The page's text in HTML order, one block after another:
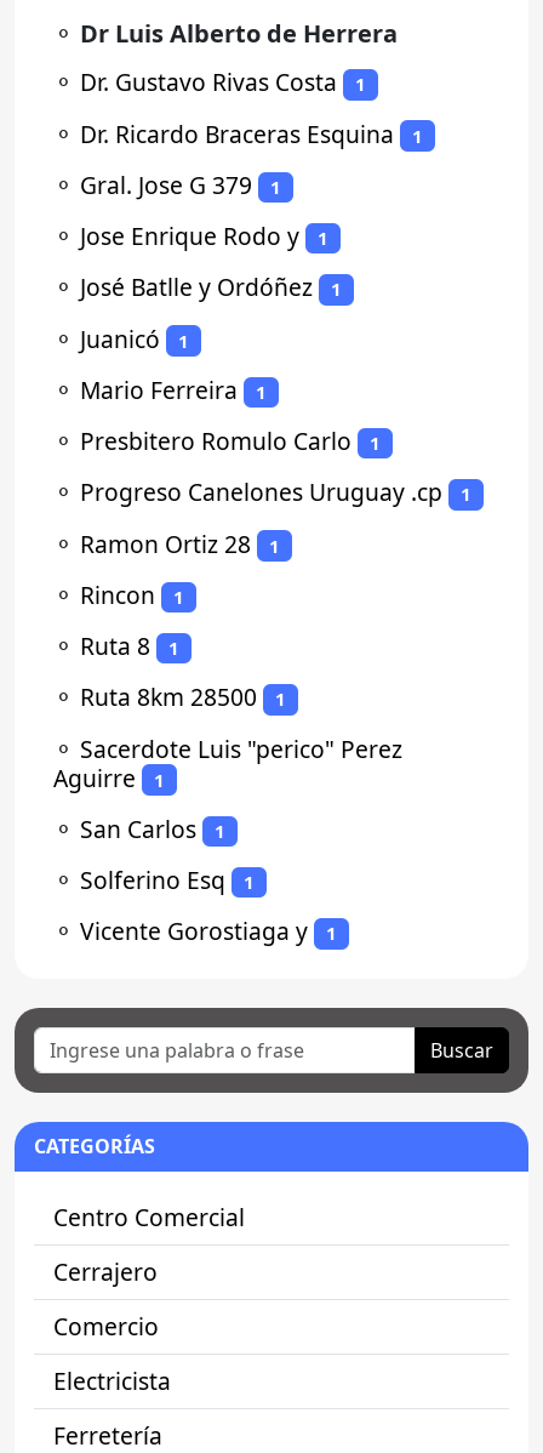
⚬ Dr Luis Alberto de Herrera
⚬ Dr. Gustavo Rivas Costa 1
⚬ Dr. Ricardo Braceras Esquina 1
⚬ Gral. Jose G 379 1
⚬ Jose Enrique Rodo y 1
⚬ José Batlle y Ordóñez 1
⚬ Juanicó 1
⚬ Mario Ferreira 1
⚬ Presbitero Romulo Carlo 1
⚬ Progreso Canelones Uruguay .cp 1
⚬ Ramon Ortiz 28 1
⚬ Rincon 1
⚬ Ruta 8 1
⚬ Ruta 8km 28500 1
⚬ Sacerdote Luis "perico" Perez
Aguirre
1
⚬ San Carlos 1
⚬ Solferino Esq 1
⚬ Vicente Gorostiaga y 1
Buscar
CATEGORÍAS
Centro Comercial
Cerrajero
Comercio
Electricista
Ferretería